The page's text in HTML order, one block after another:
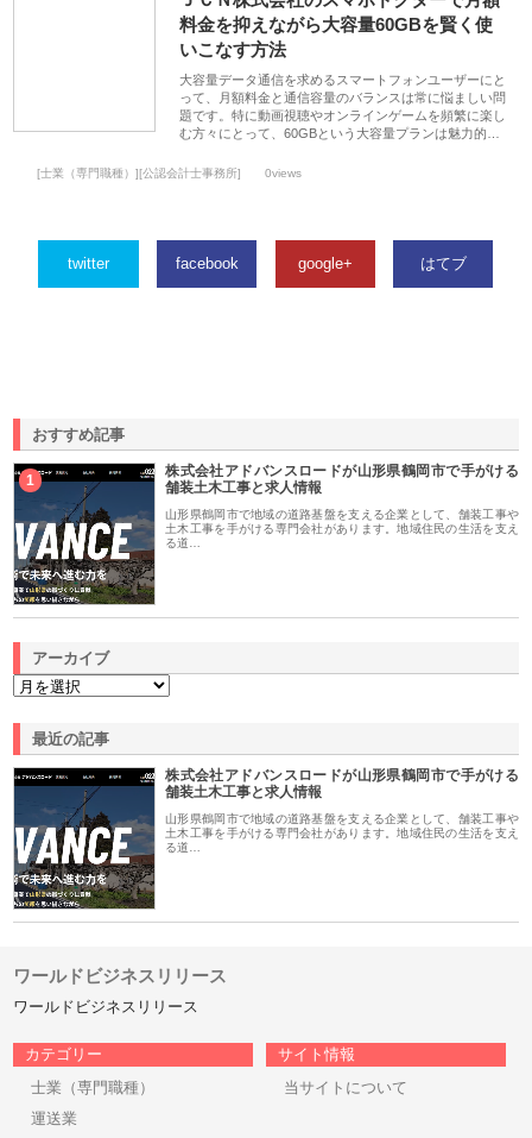
料金を抑えながら大容量60GBを賢く使
いこなす方法
大容量データ通信を求めるスマートフォンユーザーにと
って、月額料金と通信容量のバランスは常に悩ましい問
題です。特に動画視聴やオンラインゲームを頻繁に楽し
む方々にとって、60GBという大容量プランは魅力的…
[士業（専門職種）][公認会計士事務所] 0views
twitter facebook google+ はてブ
おすすめ記事
1
株式会社アドバンスロードが山形県鶴岡市で手がける
舗装土木工事と求人情報
山形県鶴岡市で地域の道路基盤を支える企業として、舗装工事や
土木工事を手がける専門会社があります。地域住民の生活を支え
る道…
アーカイブ
最近の記事
株式会社アドバンスロードが山形県鶴岡市で手がける
舗装土木工事と求人情報
山形県鶴岡市で地域の道路基盤を支える企業として、舗装工事や
土木工事を手がける専門会社があります。地域住民の生活を支え
る道…
ワールドビジネスリリース
ワールドビジネスリリース
カテゴリー
士業（専門職種）
運送業
サイト情報
当サイトについて